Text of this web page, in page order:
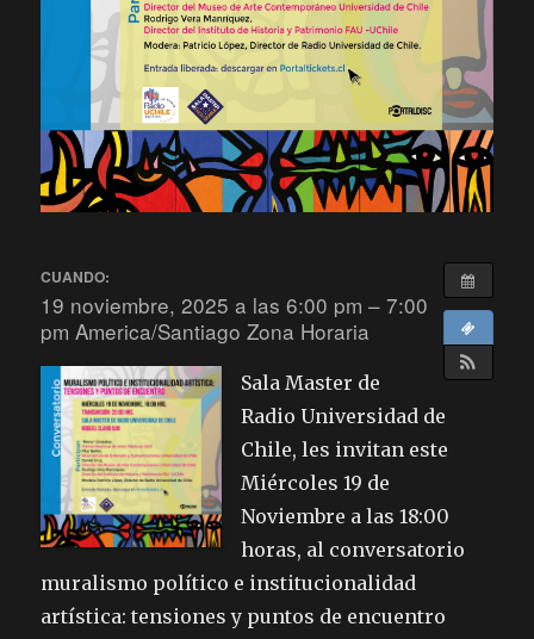
CUANDO:
19 noviembre, 2025 a las 6:00 pm – 7:00
pmAmerica/Santiago Zona Horaria
Sala Master de
Radio Universidad de
Chile, les invitan este
Miércoles 19 de
Noviembre a las 18:00
horas, al conversatorio
muralismo político e institucionalidad
artística: tensiones y puntos de encuentro